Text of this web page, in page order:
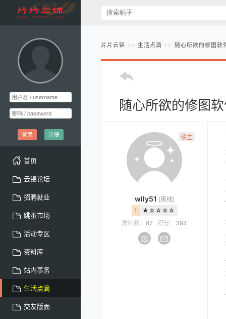
登录 注册
首页
云锦论坛
招聘就业
跳蚤市场
活动专区
资料库
站内事务
生活点滴
交友版面
片片云锦 生活点滴 随心所欲的修图软
随心所欲的修图
楼主
wlly51 [离线]
1
★☆☆☆☆
发帖数： 87 积分： 394